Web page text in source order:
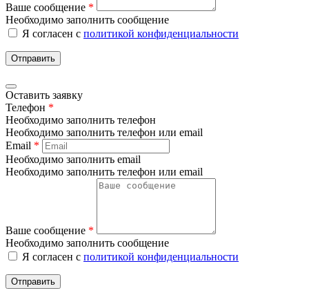
Ваше сообщение *
Необходимо заполнить сообщение
Я согласен с политикой конфиденциальности
Отправить
Оставить заявку
Телефон *
Необходимо заполнить телефон
Необходимо заполнить телефон или email
Email *
Необходимо заполнить email
Необходимо заполнить телефон или email
Ваше сообщение *
Необходимо заполнить сообщение
Я согласен с политикой конфиденциальности
Отправить